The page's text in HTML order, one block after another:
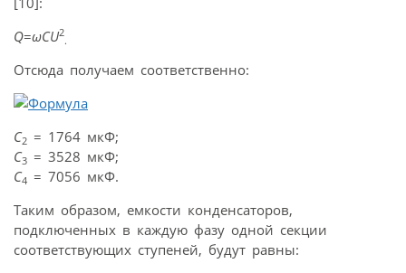
Q=ωCU2
.
Отсюда получаем соответственно:
С2 = 1764 мкФ;
С3 = 3528 мкФ;
С4 = 7056 мкФ.
Таким образом, емкости конденсаторов,
подключенных в каждую фазу одной секции
соответствующих ступеней, будут равны: